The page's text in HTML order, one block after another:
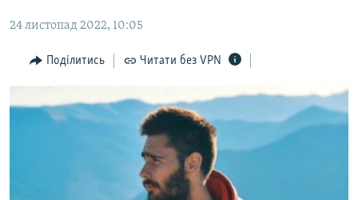
Перейти
пошукуІНТЕРВ'Ю
СПЕЦПРОЕКТИ
ЯК ОБІЙТИ БЛОКУВАННЯ
24 листопад 2022, 10:05
Поділитись Читати без VPN